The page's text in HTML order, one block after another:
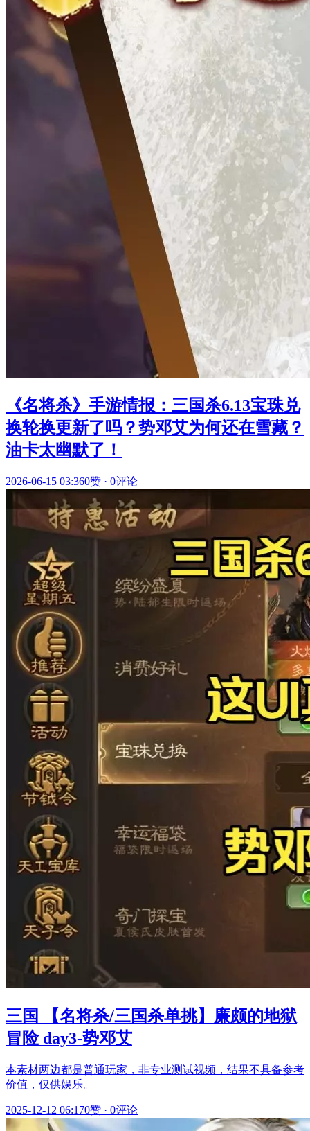
《名将杀》手游情报：三国杀6.13宝珠兑
换轮换更新了吗？势邓艾为何还在雪藏？
油卡太幽默了！
2026-06-15 03:360赞 · 0评论
三国 【名将杀/三国杀单挑】廉颇的地狱
冒险 day3-势邓艾
本素材两边都是普通玩家，非专业测试视频，结果不具备参考
价值，仅供娱乐。
2025-12-12 06:170赞 · 0评论